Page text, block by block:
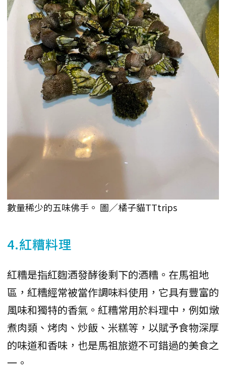
數量稀少的五味佛手。 圖／橘子貓TTtrips
4.紅糟料理
紅糟是指紅麴酒發酵後剩下的酒糟。在馬祖地
區，紅糟經常被當作調味料使用，它具有豐富的
風味和獨特的香氣。紅糟常用於料理中，例如燉
煮肉類、烤肉、炒飯、米糕等，以賦予食物深厚
的味道和香味，也是馬祖旅遊不可錯過的美食之
一。